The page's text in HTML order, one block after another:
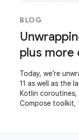
BLOG
plus more
Today, we’re
11 as well as the
Kotlin
Compose toolkit,